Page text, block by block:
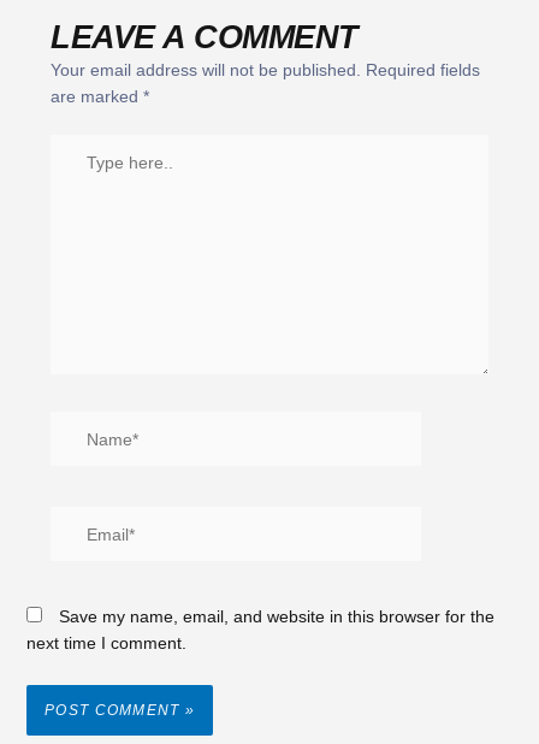
LEAVE A COMMENT
Your email address will not be published.
Required fields
are marked *
Save my name, email, and website in this browser for the
next time I comment.